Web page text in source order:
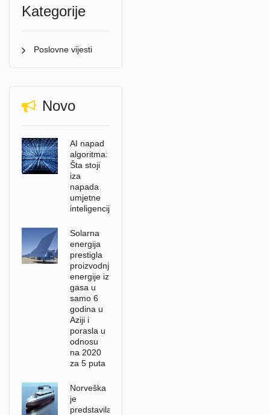
Kategorije
Poslovne vijesti
Novo
AI napad
algoritma:
Šta stoji
iza
napada
umjetne
inteligencije?
Solarna
energija
prestigla
proizvodnju
energije iz
gasa u
samo 6
godina u
Aziji i
porasla u
odnosu
na 2020
za 5 puta
Norveška
je
predstavila